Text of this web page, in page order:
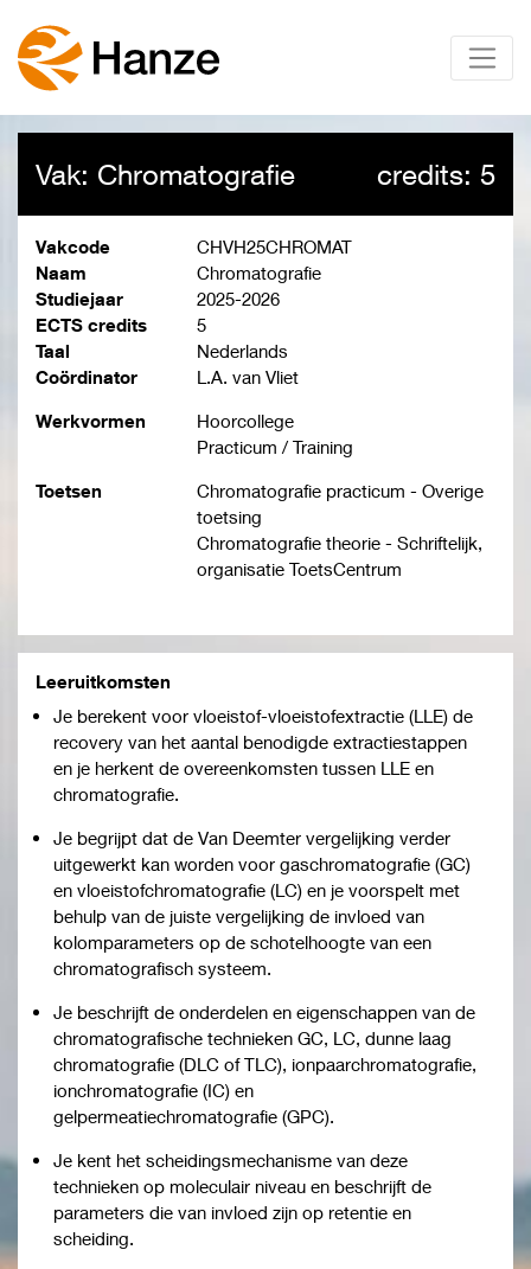
Vak: Chromatografie credits: 5
Vakcode
CHVH25CHROMAT
Naam
Chromatografie
Studiejaar
2025-2026
ECTS credits
5
Taal
Nederlands
Coördinator
L.A. van Vliet
Werkvormen
Hoorcollege
Practicum / Training
Toetsen
Chromatografie practicum - Overige
toetsing
Chromatografie theorie - Schriftelijk,
organisatie ToetsCentrum
Leeruitkomsten
Je berekent voor vloeistof-vloeistofextractie (LLE) de
recovery van het aantal benodigde extractiestappen
en je herkent de overeenkomsten tussen LLE en
chromatografie.
Je begrijpt dat de Van Deemter vergelijking verder
uitgewerkt kan worden voor gaschromatografie (GC)
en vloeistofchromatografie (LC) en je voorspelt met
behulp van de juiste vergelijking de invloed van
kolomparameters op de schotelhoogte van een
chromatografisch systeem.
Je beschrijft de onderdelen en eigenschappen van de
chromatografische technieken GC, LC, dunne laag
chromatografie (DLC of TLC), ionpaarchromatografie,
ionchromatografie (IC) en
gelpermeatiechromatografie (GPC).
Je kent het scheidingsmechanisme van deze
technieken op moleculair niveau en beschrijft de
parameters die van invloed zijn op retentie en
scheiding.